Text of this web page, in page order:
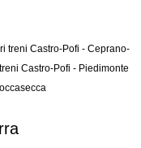
treni Castro-Pofi - Ceprano-
Castro-Pofi - Piedimonte